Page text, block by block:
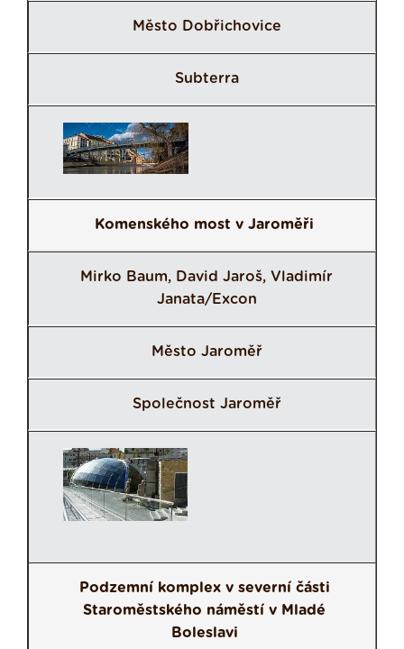
Město Dobřichovice
Subterra
Komenského most v Jaroměři
Mirko Baum, David Jaroš, Vladimír
Janata/Excon
Město Jaroměř
Společnost Jaroměř
Podzemní komplex v severní části
Staroměstského náměstí v Mladé
Boleslavi